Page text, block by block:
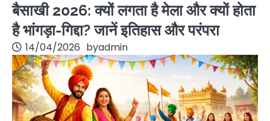
बैसाखी 2026: क्यों लगता है मेला और क्यों होता
है भांगड़ा-गिद्दा? जानें इतिहास और परंपरा
14/04/2026 byadmin